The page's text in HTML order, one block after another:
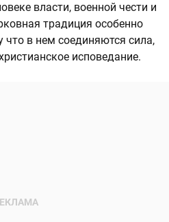
власти, военной чести и
традиция особенно
что в нем соединяются сила,
исповедание.